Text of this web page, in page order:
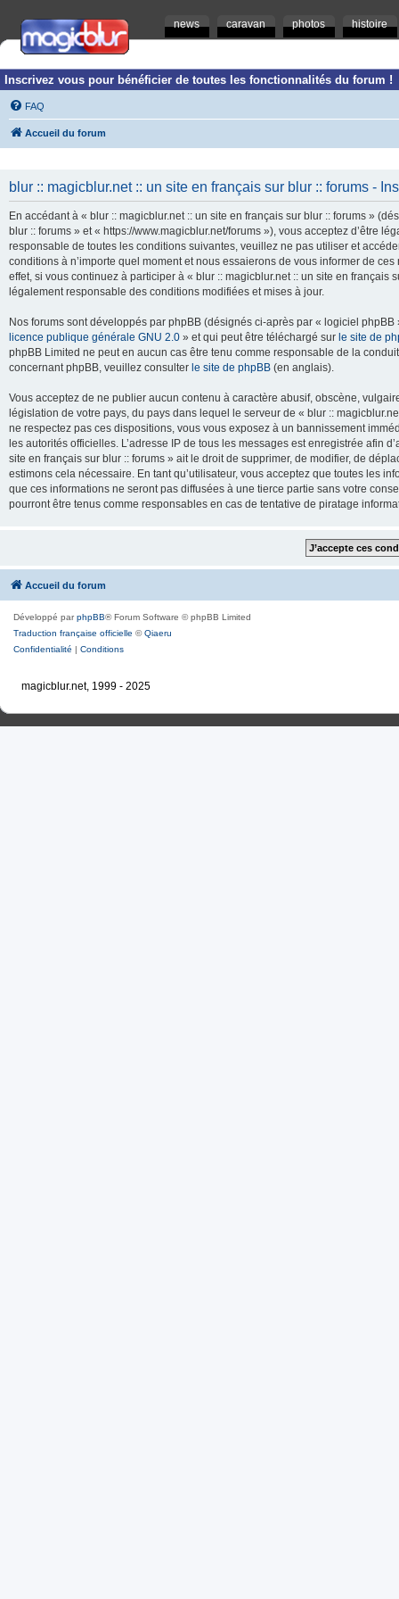
news caravan photos histoire
Inscrivez vous pour bénéficier de toutes les fonctionnalités du forum !
FAQ
Accueil du forum
blur :: magicblur.net :: un site en français sur blur :: forums -
En accédant à « blur :: magicblur.net :: un site en français sur blur :: forums »
blur :: forums » et « https://www.magicblur.net/forums »), vous acceptez d’être
responsable de toutes les conditions suivantes, veuillez ne pas utiliser et
conditions à n’importe quel moment et nous essaierons de vous informer de
effet, si vous continuez à participer à « blur :: magicblur.net :: un site en
légalement responsable des conditions modifiées et mises à jour.
Nos forums sont développés par phpBB (désignés ci-après par « logiciel
licence publique générale GNU 2.0 » et qui peut être téléchargé sur le site de
phpBB Limited ne peut en aucun cas être tenu comme responsable de la
concernant phpBB, veuillez consulter le site de phpBB (en anglais).
Vous acceptez de ne publier aucun contenu à caractère abusif, obscène,
législation de votre pays, du pays dans lequel le serveur de « blur ::
ne respectez pas ces dispositions, vous vous exposez à un bannissement
les autorités officielles. L’adresse IP de tous les messages est enregistrée afin
site en français sur blur :: forums » ait le droit de supprimer, de modifier, de
estimons cela nécessaire. En tant qu’utilisateur, vous acceptez que toutes les
que ces informations ne seront pas diffusées à une tierce partie sans votre
pourront être tenus comme responsables en cas de tentative de piratage
Accueil du forum
Développé parphpBB® Forum Software © phpBB Limited
Traduction française officielle ©Qiaeru
Confidentialité | Conditions
magicblur.net, 1999 - 2025